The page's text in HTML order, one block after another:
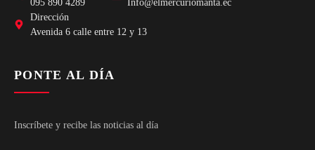
095 890 4289
Info@elmercuriomanta.ec
Dirección
Avenida 6 calle entre 12 y 13
PONTE AL DÍA
Inscríbete y recibe las noticias al día